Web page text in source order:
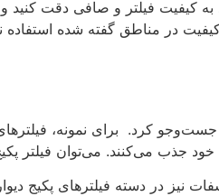
کیفیت فیلتر و صافی دقت کنید
در مناطق گفته شده
جست‌وجو کرد. برای نمونه،
می‌کنند. می‌توان فیلتر پکیج
نیز در دسته فیلترهای پکیج